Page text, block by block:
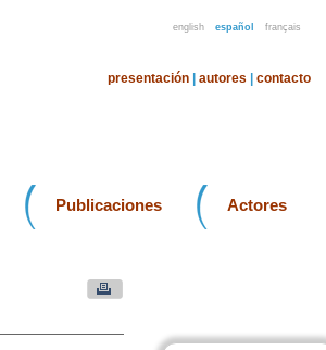
english español français
presentación autores contacto
Publicaciones Actores